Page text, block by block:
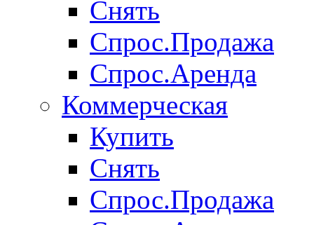
Снять
Спрос.Продажа
Спрос.Аренда
Коммерческая
Купить
Снять
Спрос.Продажа